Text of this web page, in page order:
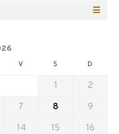
V S D
1
2
7 8
9
14 15
16